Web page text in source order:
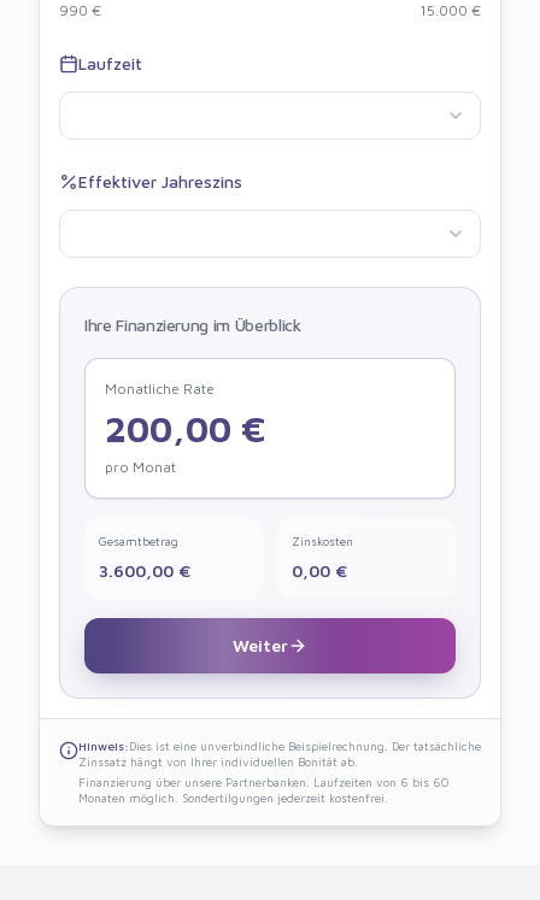
990 € 15.000 €
Laufzeit
Effektiver Jahreszins
Ihre Finanzierung im Überblick
Monatliche Rate
200,00 €
pro Monat
Gesamtbetrag
3.600,00 €
Zinskosten
0,00 €
Weiter
Hinweis:Dies ist eine unverbindliche Beispielrechnung. Der tatsächliche
Zinssatz hängt von Ihrer individuellen Bonität ab.
Finanzierung über unsere Partnerbanken. Laufzeiten von 6 bis 60
Monaten möglich. Sondertilgungen jederzeit kostenfrei.